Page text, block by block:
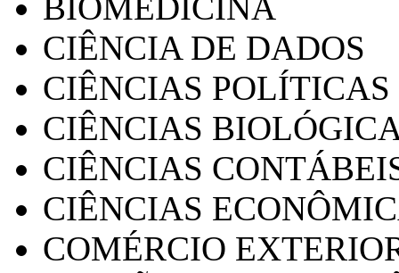
CIÊNCIA DE DADOS
CIÊNCIAS POLÍTICAS
CIÊNCIAS
CIÊNCIAS
CIÊNCIAS
COMÉRCIO